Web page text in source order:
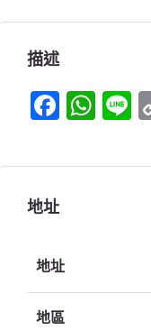
描述
地址
地址
地區